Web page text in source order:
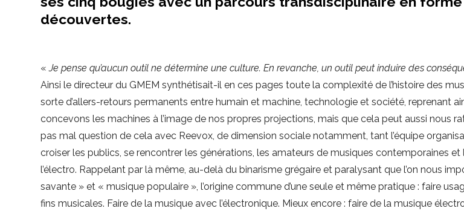
découvertes.
«Je pense qu’aucun outil ne détermine une culture. En revanche, un outil peut induire des
Ainsi le directeur du GMEM synthétisait-il en ces pages toute la complexité de l’histoire des
sorte d’allers-retours permanents entre humain et machine, technologie et société, reprenant
concevons les machines à l’image de nos propres projections, mais que cela peut aussi nous
pas mal question de cela avec Reevox, de dimension sociale notamment, tant l’équipe
croiser les publics, se rencontrer les générations, les amateurs de musiques contemporaines
l’électro. Rappelant par là même, au-delà du binarisme grégaire et paralysant que l’on nous
savante » et « musique populaire », l’origine commune d’une seule et même pratique : faire
fins musicales. Faire de la musique avec l’électronique. Mieux encore : faire de la musique